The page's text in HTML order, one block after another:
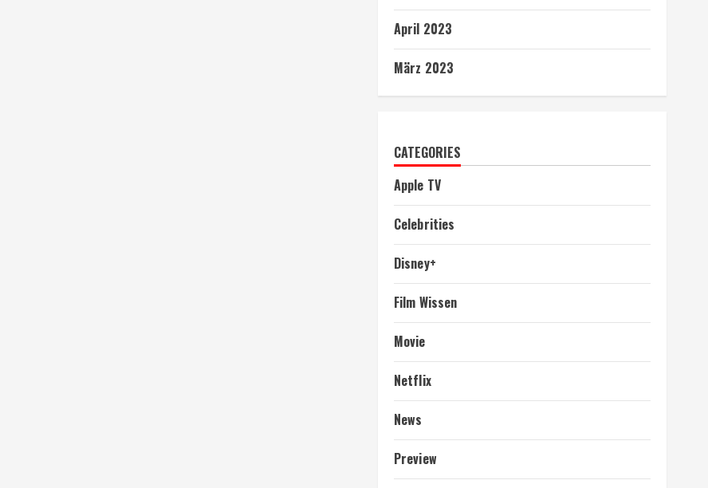
April 2023
März 2023
CATEGORIES
Apple TV
Celebrities
Disney+
Film Wissen
Movie
Netflix
News
Preview